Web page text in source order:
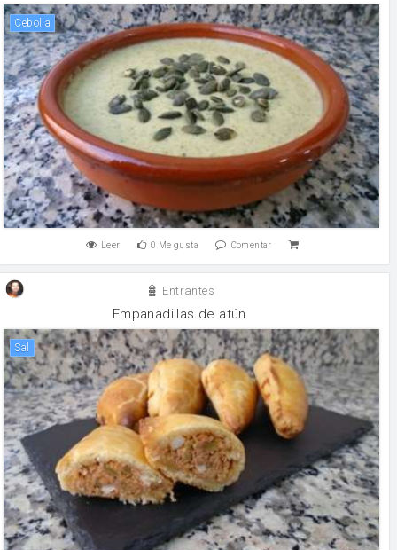
cebolla
Leer 0 Me gusta Comentar
Entrantes
Empanadillas de atún
sal